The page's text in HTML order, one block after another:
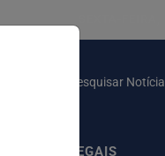
Pesquisar Notícia
LEGAIS